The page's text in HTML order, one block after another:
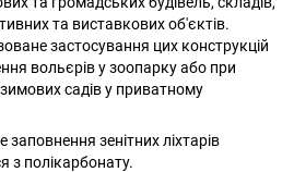
та виставкових об'єктів.
застосування цих конструкцій
вольєрів у зоопарку або при
садів у приватному
заповнення зенітних ліхтарів
з полікарбонату.